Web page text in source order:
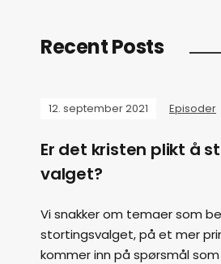
Recent Posts
12. september 2021 Episoder
Er det kristen plikt å
valget?
Vi snakker om temaer som
stortingsvalget, på et mer
kommer inn på spørsmål